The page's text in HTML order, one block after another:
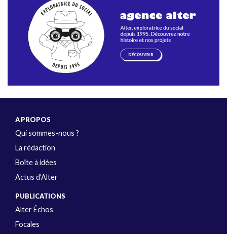
A PROPOS
Qui sommes-nous ?
La rédaction
Boîte à idées
Actus d’Alter
PUBLICATIONS
Alter Échos
Focales